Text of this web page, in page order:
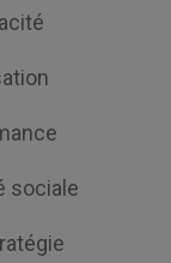
sociale